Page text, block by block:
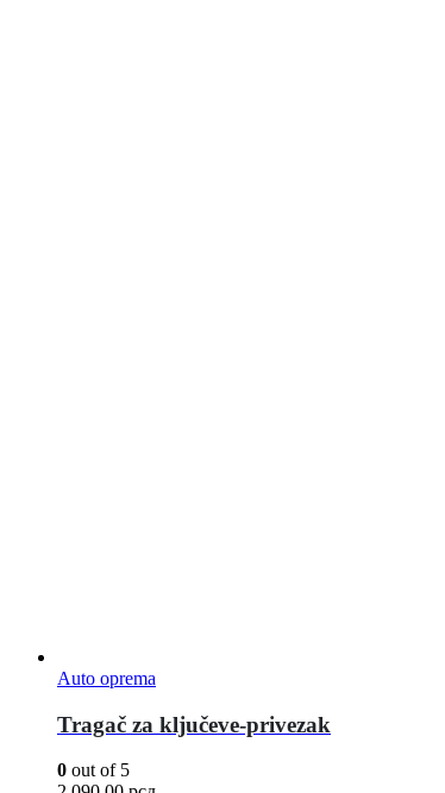
Auto oprema
Tragač za ključeve-privezak
0 out of 5